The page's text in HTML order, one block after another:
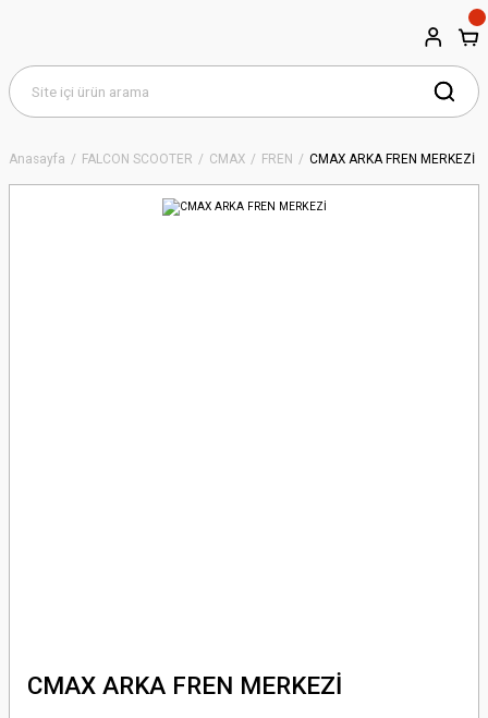
Anasayfa FALCON SCOOTER CMAX FREN CMAX ARKA FREN MERKEZİ
CMAX ARKA FREN MERKEZİ